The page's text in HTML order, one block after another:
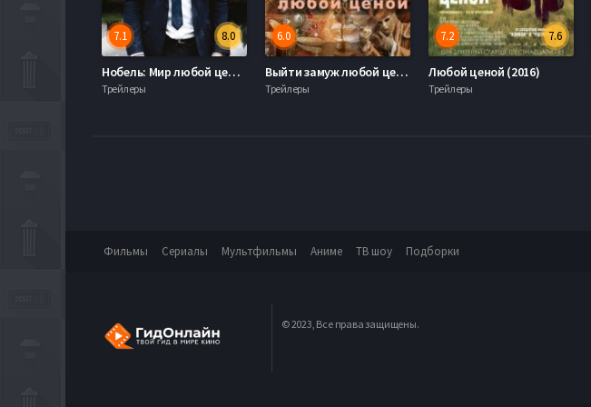
8.0
7.1
Нобель: Мир любой ценой (2016)
Трейлеры
6.0
Выйти замуж любой ценой (2016)
Трейлеры
7.6
7.2
Любой ценой (2016)
Трейлеры
Фильмы Сериалы Мультфильмы Аниме ТВ шоу Подборки
© 2023, Все права защищены.